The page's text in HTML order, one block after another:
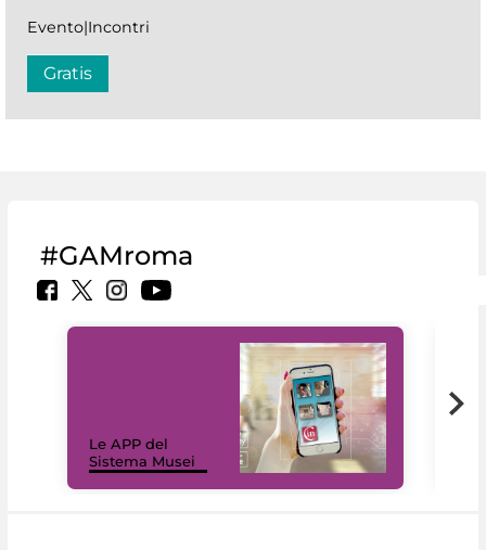
Evento|Incontri
Gratis
#GAMroma
Le APP del
Sistema Musei